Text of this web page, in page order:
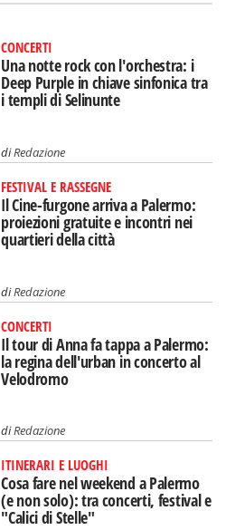
CONCERTI
Una notte rock con l'orchestra: i
Deep Purple in chiave sinfonica tra
i templi di Selinunte
diRedazione
FESTIVAL E RASSEGNE
Il Cine-furgone arriva a Palermo:
proiezioni gratuite e incontri nei
quartieri della città
diRedazione
CONCERTI
Il tour di Anna fa tappa a Palermo:
la regina dell'urban in concerto al
Velodromo
diRedazione
ITINERARI E LUOGHI
Cosa fare nel weekend a Palermo
(e non solo): tra concerti, festival e
"Calici di Stelle"